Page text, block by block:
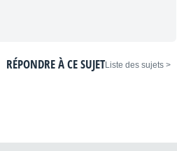
< Liste des sujets
RÉPONDRE À CE SUJET